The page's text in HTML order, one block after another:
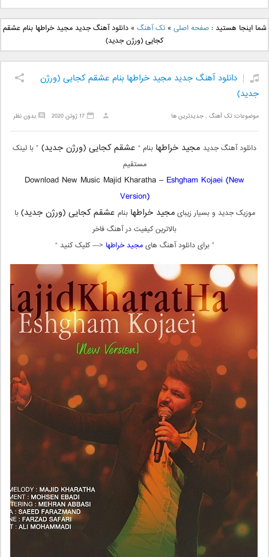
دانلود آهنگ جدید بهنام
بانی بنام قرص قمر 2
دانلود آهنگ جدید علی
یاسینی بنام دورترین نزدیک
شما اینجا هستید :صفحه اصلی »تک آهنگ »دانلود آهنگ جدید مجید خراطها بنام عشقم
کجایی (ورژن جدید)
دانلود آهنگ جدید مجید خراطها بنام عشقم کجایی (ورژن
جدید)
موضوعات:تک آهنگ ,جدیدترین ها بدون نظر 17 ژوئن 2020
دانلود آهنگ جدید مجید خراطها بنام “ عشقم کجایی (ورژن جدید) ” با لینک
مستقیم
Download New Music Majid Kharatha – Eshgham Kojaei (New
Version)
موزیک جدید و بسیار زیبایمجید خراطها بنام عشقم کجایی (ورژن جدید)با
بالاترین کیفیت در آهنگ فاخر
” برای دانلود آهنگ هایمجید خراطها <— کلیک کنید “